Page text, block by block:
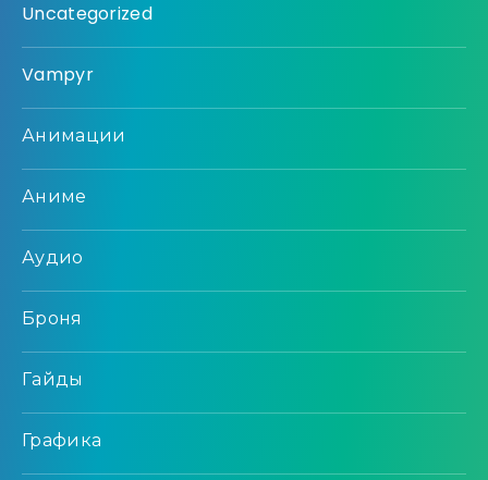
Uncategorized
Vampyr
Анимации
Аниме
Аудио
Броня
Гайды
Графика